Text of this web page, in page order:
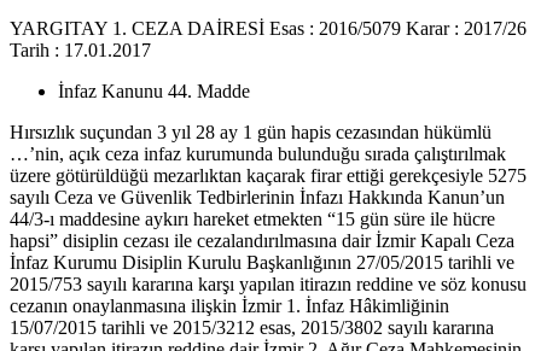
YARGITAY 1. CEZA DAİRESİ Esas : 2016/5079 Karar : 2017/26
Tarih : 17.01.2017
İnfaz Kanunu 44. Madde
Hırsızlık suçundan 3 yıl 28 ay 1 gün hapis cezasından hükümlü
…’nin, açık ceza infaz kurumunda bulunduğu sırada çalıştırılmak
üzere götürüldüğü mezarlıktan kaçarak firar ettiği gerekçesiyle 5275
sayılı Ceza ve Güvenlik Tedbirlerinin İnfazı Hakkında Kanun’un
44/3-ı maddesine aykırı hareket etmekten “15 gün süre ile hücre
hapsi” disiplin cezası ile cezalandırılmasına dair İzmir Kapalı Ceza
İnfaz Kurumu Disiplin Kurulu Başkanlığının 27/05/2015 tarihli ve
2015/753 sayılı kararına karşı yapılan itirazın reddine ve söz konusu
cezanın onaylanmasına ilişkin İzmir 1. İnfaz Hâkimliğinin
15/07/2015 tarihli ve 2015/3212 esas, 2015/3802 sayılı kararına